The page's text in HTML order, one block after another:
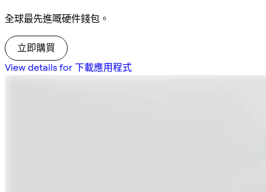
全球最先進嘅硬件錢包。
立即購買
View details for 下載應用程式